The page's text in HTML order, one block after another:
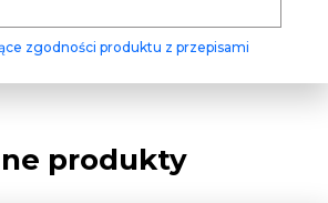
zgodności produktu z przepisami
produkty